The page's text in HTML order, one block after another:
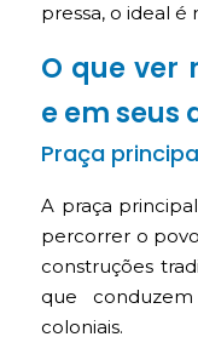
pressa, o ideal é
O que ver
e em seus
Praça
A praça
percorrer o
construções
que
coloniais.